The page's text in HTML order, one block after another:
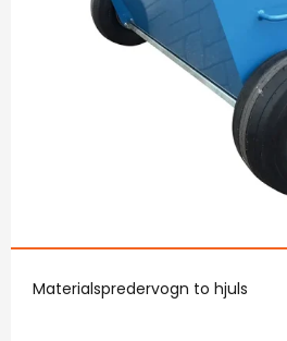
Materialspredervogn to hjuls